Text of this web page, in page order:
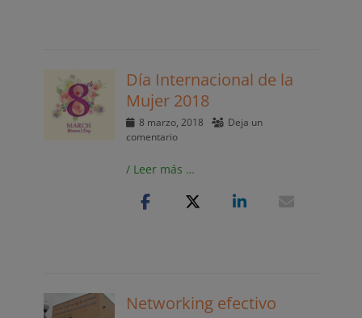
Día Internacional de la
Mujer 2018
Publicado
el
8 marzo, 2018
Deja un
comentario
/ Leer más …
Networking efectivo